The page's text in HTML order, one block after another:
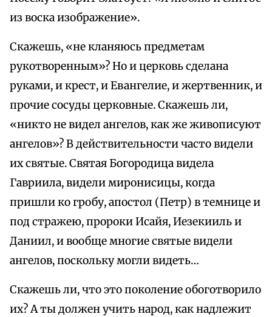
из воска изображение».
Скажешь, «не кланяюсь предметам
рукотворенным»? Но и церковь сделана
руками, и крест, и Евангелие, и жертвенник, и
прочие сосуды церковные. Скажешь ли,
«никто не видел ангелов, как же живописуют
ангелов»? В действительности часто видели
их святые. Святая Богородица видела
Гавриила, видели миронисицы, когда
пришли ко гробу, апостол (Петр) в темнице и
под стражею, пророки Исайя, Иезекииль и
Даниил, и вообще многие святые видели
ангелов, поскольку могли видеть…
Скажешь ли, что это поколение обоготворило
их? А ты должен учить народ, как надлежит